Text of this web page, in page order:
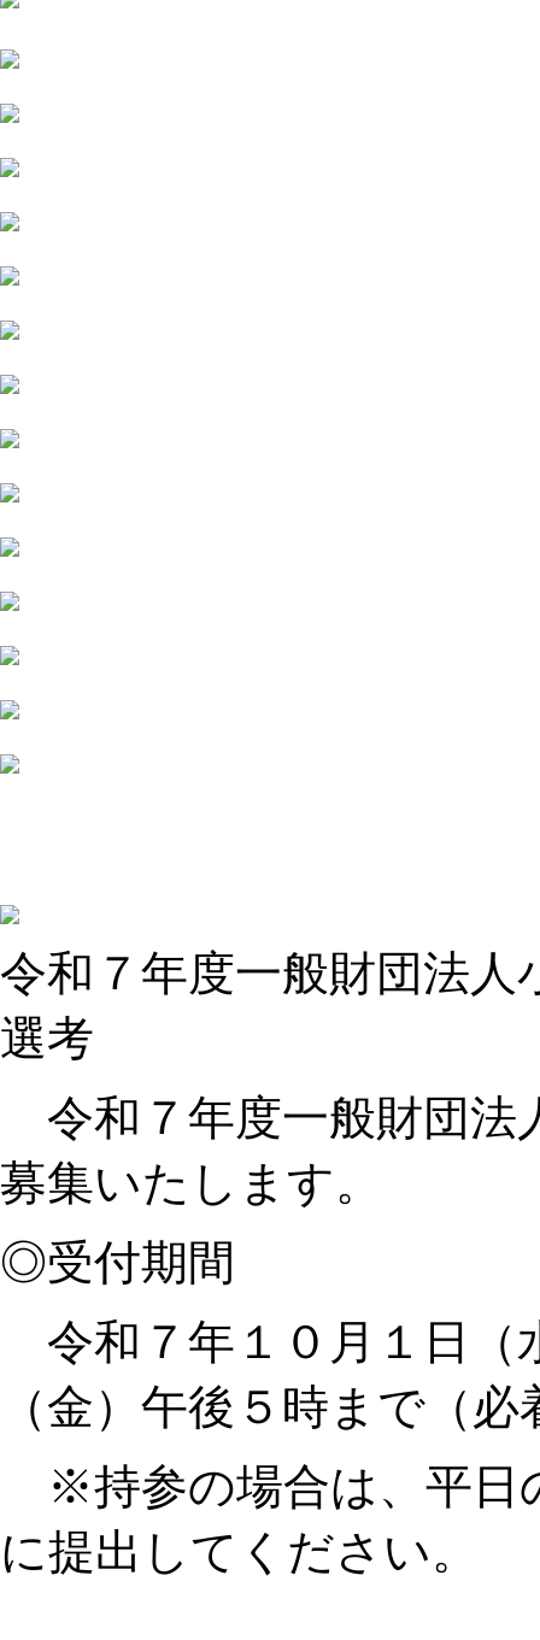
令和７年度一般財団法人
選考
令和７年度一般財団法
募集いたします。
◎受付期間
令和７年１０月１日（
（金）午後５時まで（必
※持参の場合は、平日
に提出してください。